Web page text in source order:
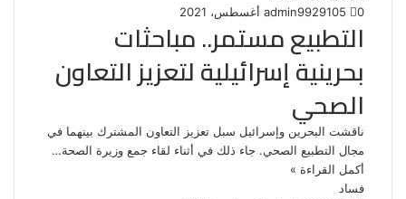
admin9929 أغسطس، 2021 0
التطبيع مستمر.. مباحثات
بحرينية إسرائيلية لتعزيز التعاون
الصحي
ناقشت البحرين وإسرائيل سبل تعزيز التعاون المشترك بينهما في
مجال التطبيع الصحي. جاء ذلك في أثناء لقاء جمع وزيرة الصحة…
أكمل القراءة »
فساد